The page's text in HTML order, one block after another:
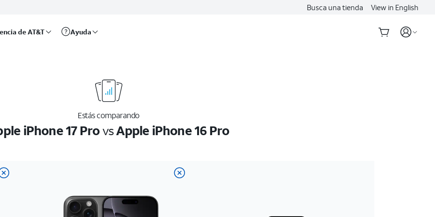
Busca una tienda View in English
de AT&T Ayuda
Estás comparando
iPhone 17 ProvsApple iPhone 16 Pro